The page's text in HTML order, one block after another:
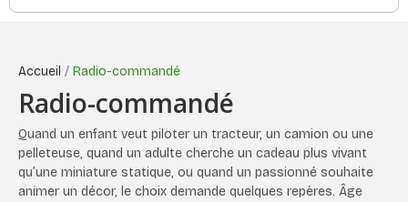
Accueil Radio-commandé
Radio-commandé
Quand un enfant veut piloter un tracteur, un camion ou une
pelleteuse, quand un adulte cherche un cadeau plus vivant
qu’une miniature statique, ou quand un passionné souhaite
animer un décor, le choix demande quelques repères. Âge